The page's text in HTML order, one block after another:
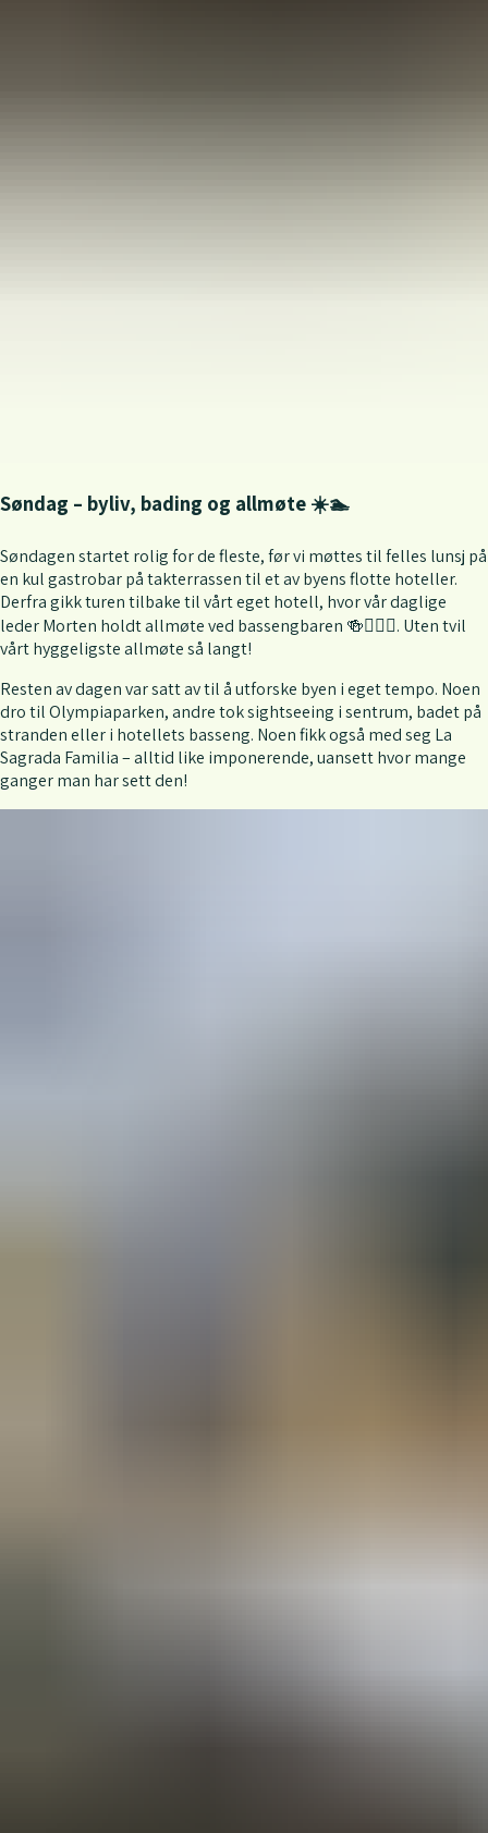
Søndag – byliv, bading og allmøte ☀️🏊
Søndagen startet rolig for de fleste, før vi møttes til felles lunsj på
en kul gastrobar på takterrassen til et av byens flotte hoteller.
Derfra gikk turen tilbake til vårt eget hotell, hvor vår daglige
leder Morten holdt allmøte ved bassengbaren 🍻🏊🏼‍♂️. Uten tvil
vårt hyggeligste allmøte så langt!
Resten av dagen var satt av til å utforske byen i eget tempo. Noen
dro til Olympiaparken, andre tok sightseeing i sentrum, badet på
stranden eller i hotellets basseng. Noen fikk også med seg La
Sagrada Familia – alltid like imponerende, uansett hvor mange
ganger man har sett den!